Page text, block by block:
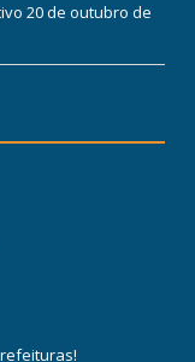
20 de outubro de
!